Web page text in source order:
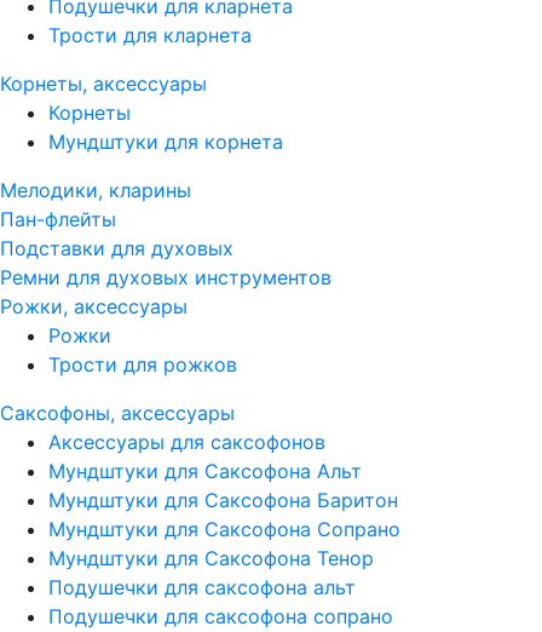
Подушечки для кларнета
Трости для кларнета
Корнеты, аксессуары
Корнеты
Мундштуки для корнета
Мелодики, кларины
Пан-флейты
Подставки для духовых
Ремни для духовых инструментов
Рожки, аксессуары
Рожки
Трости для рожков
Саксофоны, аксессуары
Аксессуары для саксофонов
Мундштуки для Саксофона Альт
Мундштуки для Саксофона Баритон
Мундштуки для Саксофона Сопрано
Мундштуки для Саксофона Тенор
Подушечки для саксофона альт
Подушечки для саксофона сопрано